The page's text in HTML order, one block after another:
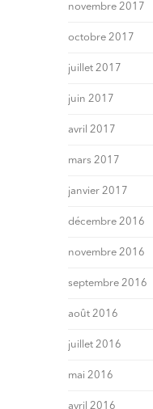
novembre 2017
octobre 2017
juillet 2017
juin 2017
avril 2017
mars 2017
janvier 2017
décembre 2016
novembre 2016
septembre 2016
août 2016
juillet 2016
mai 2016
avril 2016